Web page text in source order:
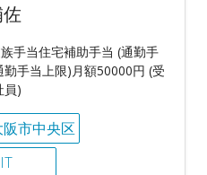
手当住宅補助手当 (通勤手
手当上限)月額50000円 (受
員)
阪市中央区
IT